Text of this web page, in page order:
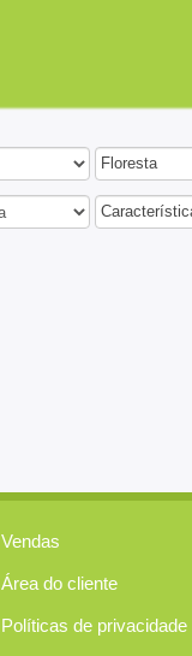
Floresta
Vendas
Área do cliente
Políticas de privacidade